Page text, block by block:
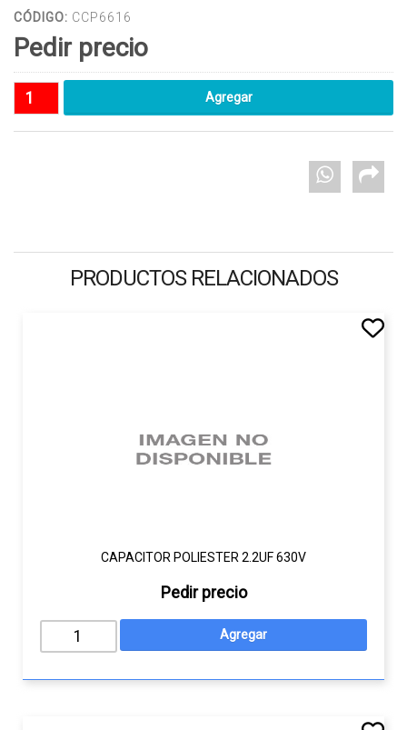
CÓDIGO: CCP6616
Pedir precio
PRODUCTOS RELACIONADOS
CAPACITOR POLIESTER 2.2UF 630V
Pedir precio